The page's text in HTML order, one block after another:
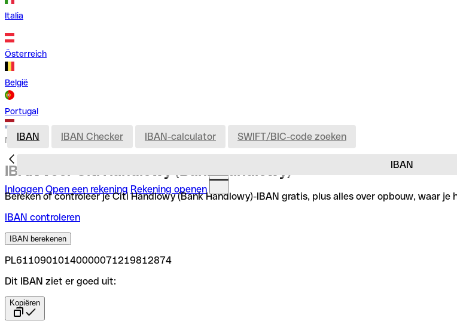
Italia
Österreich
België
Portugal
Nederland
Inloggen Open een rekening Rekening openen
IBAN
IBAN IBAN Checker IBAN-calculator SWIFT/BIC-code zoeken
IBAN voor Citi Handlowy (Bank Handlowy)
Bereken of controleer je Citi Handlowy (Bank Handlowy)-IBAN gratis, plus alles over opbouw, waar
IBAN controleren
IBAN berekenen
PL61109010140000071219812874
Dit IBAN ziet er goed uit:
Kopiëren